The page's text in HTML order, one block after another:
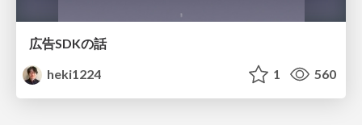
広告SDKの話
heki1224
1 560